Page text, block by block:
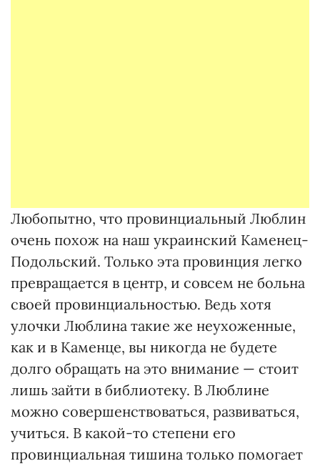
Любопытно, что провинциальный Люблин
очень похож на наш украинский Каменец-
Подольский. Только эта провинция легко
превращается в центр, и совсем не больна
своей провинциальностью. Ведь хотя
улочки Люблина такие же неухоженные,
как и в Каменце, вы никогда не будете
долго обращать на это внимание — стоит
лишь зайти в библиотеку. В Люблине
можно совершенствоваться, развиваться,
учиться. В какой-то степени его
провинциальная тишина только помогает